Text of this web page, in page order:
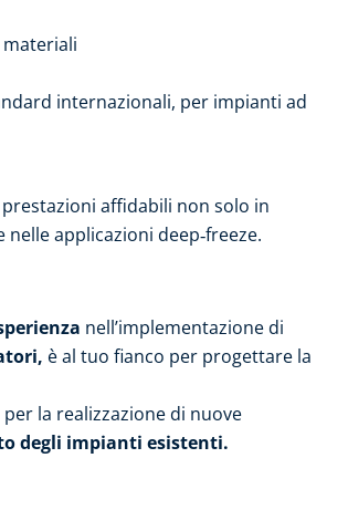
internazionali, per impianti ad
affidabili non solo in
applicazioni deep‑freeze.
nell’implementazione di
è al tuo fianco per progettare la
la realizzazione di nuove
degli impianti esistenti.